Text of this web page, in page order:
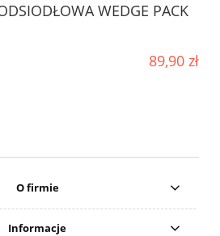
WEDGE PACK
89,90 zł
O firmie
Informacje